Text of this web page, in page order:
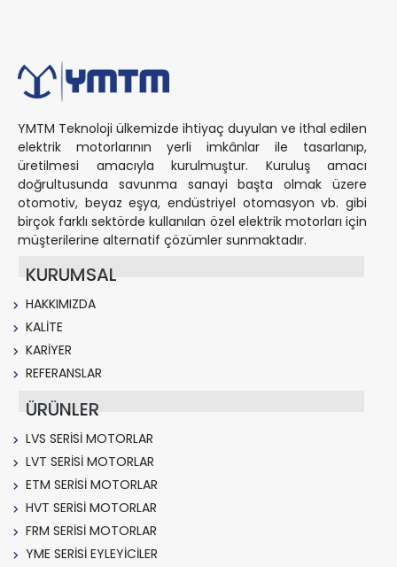
YMTM Teknoloji ülkemizde ihtiyaç duyulan ve ithal edilen
elektrik motorlarının yerli imkânlar ile tasarlanıp,
üretilmesi amacıyla kurulmuştur. Kuruluş amacı
doğrultusunda savunma sanayi başta olmak üzere
otomotiv, beyaz eşya, endüstriyel otomasyon vb. gibi
birçok farklı sektörde kullanılan özel elektrik motorları için
müşterilerine alternatif çözümler sunmaktadır.
KURUMSAL
HAKKIMIZDA
KALİTE
KARİYER
REFERANSLAR
ÜRÜNLER
LVS SERİSİ MOTORLAR
LVT SERİSİ MOTORLAR
ETM SERİSİ MOTORLAR
HVT SERİSİ MOTORLAR
FRM SERİSİ MOTORLAR
YME SERİSİ EYLEYİCİLER